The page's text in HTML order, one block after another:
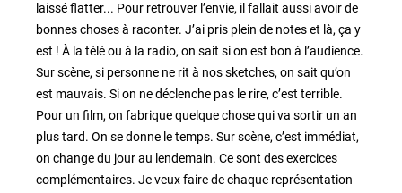
laissé flatter... Pour retrouver l’envie, il fallait aussi avoir de
bonnes choses à raconter. J’ai pris plein de notes et là, ça y
est ! À la télé ou à la radio, on sait si on est bon à l’audience.
Sur scène, si personne ne rit à nos sketches, on sait qu’on
est mauvais. Si on ne déclenche pas le rire, c’est terrible.
Pour un film, on fabrique quelque chose qui va sortir un an
plus tard. On se donne le temps. Sur scène, c’est immédiat,
on change du jour au lendemain. Ce sont des exercices
complémentaires. Je veux faire de chaque représentation